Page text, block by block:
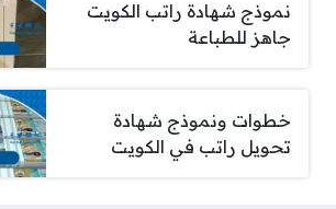
نموذج شهادة راتب الكويت
جاهز للطباعة
خطوات ونموذج شهادة
تحويل راتب في الكويت